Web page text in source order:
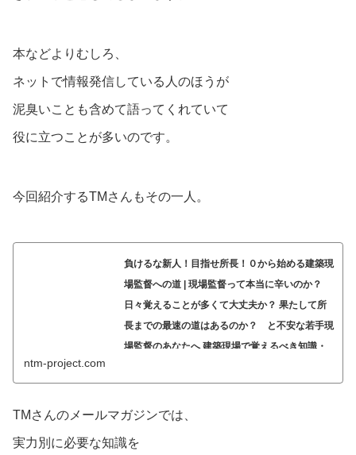
本などよりむしろ、
ネットで情報発信している人のほうが
泥臭いことも含めて語ってくれていて
役に立つことが多いのです。
今回紹介するTMさんもその一人。
負けるな新人！目指せ所長！０から始める建築現
場監督への道 | 現場監督って本当に辛いのか？
日々覚えることが多くて大丈夫か？ 果たして所
長までの最速の道はあるのか？ と不安な若手現
場監督のあなたへ 建築現場で覚えるべき知識・
現場監督って本当に辛いのか？ 日々覚えることが多くて
不安な若手現場監督のあなたへ 建築現場で覚えるべき知
識・ノウハウ・数々の秘訣や本音を暴露していくよ。
ntm-project.com
TMさんのメールマガジンでは、
実力別に必要な知識を